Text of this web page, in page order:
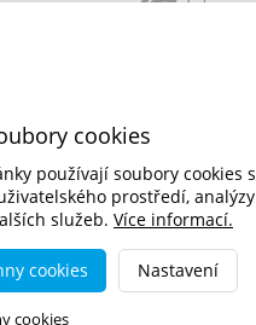
© 2026,
cookies
používají soubory cookies s
prostředí, analýzy
služeb. Více informací.
cookies Nastavení
cookies